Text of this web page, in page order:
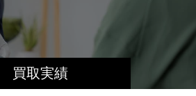
買取実績